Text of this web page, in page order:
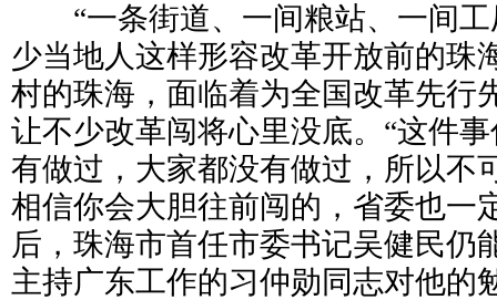
“一条街道、一间粮站、一间工
少当地人这样形容改革开放前的珠
村的珠海，面临着为全国改革先行
让不少改革闯将心里没底。“这件
有做过，大家都没有做过，所以不
相信你会大胆往前闯的，省委也一
后，珠海市首任市委书记吴健民仍
主持广东工作的习仲勋同志对他的